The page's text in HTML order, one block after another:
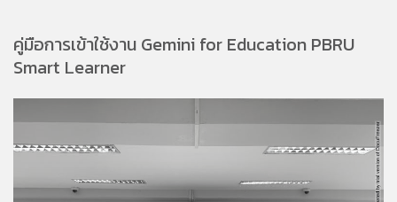
คู่มือการเข้าใช้งาน Gemini for Education PBRU
Smart Learner